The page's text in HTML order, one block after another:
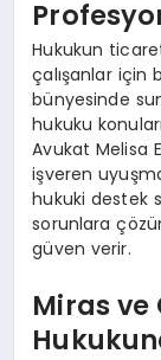
Hukukun
çalışanlar için
bünyesinde
hukuku
Avukat Melisa
işveren
hukuki destek
sorunlara
güven verir.
Miras